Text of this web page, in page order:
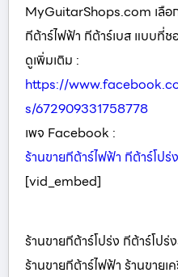
MyGuitarShops.com เลือ
กีต้าร์ไฟฟ้า กีต้าร์เบส แบบที่ช
ดูเพิ่มเติม :
https://
s/672909331758778
เพจ Facebook :
ร้านขายกีต้าร์ไฟฟ้า กีต้าร์โป
[vid_embed]
ร้านขายกีต้าร์โปร่ง กีต้าร์โป
ร้านขายกีต้าร์ไฟฟ้า ร้านขายเ